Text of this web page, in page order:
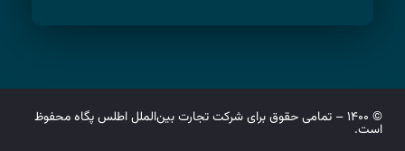
© ۱۴۰۰ – تمامی حقوق برای شرکت تجارت بین‌الملل اطلس پگاه محفوظ
است.